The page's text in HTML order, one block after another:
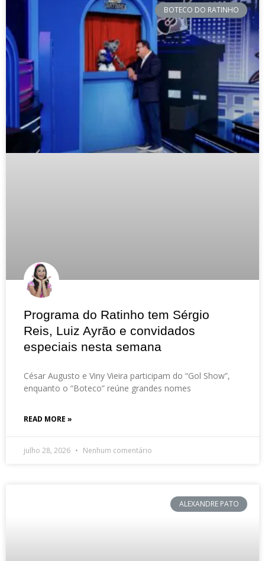
BOTECO DO RATINHO
Programa do Ratinho tem Sérgio
Reis, Luiz Ayrão e convidados
especiais nesta semana
César Augusto e Viny Vieira participam do “Gol Show”,
enquanto o “Boteco” reúne grandes nomes
READ MORE »
julho 28, 2026 Nenhum comentário
ALEXANDRE PATO